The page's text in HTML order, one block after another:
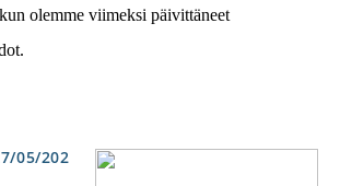
olemme viimeksi päivittäneet
05/202